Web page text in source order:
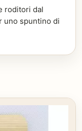
roditori dal
uno spuntino di